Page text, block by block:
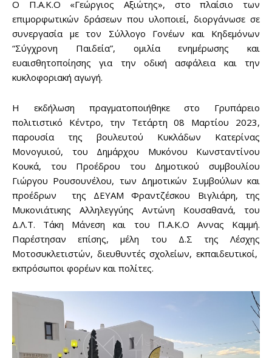
Ο Π.Α.Κ.Ο «Γεώργιος Αξιώτης», στο πλαίσιο των
επιμορφωτικών δράσεων που υλοποιεί, διοργάνωσε σε
συνεργασία με τον Σύλλογο Γονέων και Κηδεμόνων
“Σύγχρονη Παιδεία”, ομιλία ενημέρωσης και
ευαισθητοποίησης για την οδική ασφάλεια και την
κυκλοφοριακή αγωγή.
Η εκδήλωση πραγματοποιήθηκε στο Γρυπάρειο
πολιτιστικό Κέντρο, την Τετάρτη 08 Μαρτίου 2023,
παρουσία της βουλευτού Κυκλάδων Κατερίνας
Μονογυιού, του Δημάρχου Μυκόνου Κωνσταντίνου
Κουκά, του Προέδρου του Δημοτικού συμβουλίου
Γιώργου Ρουσουνέλου, των Δημοτικών Συμβούλων και
προέδρων της ΔΕΥΑΜ Φραντζέσκου Βιγλιάρη, της
Μυκονιάτικης Αλληλεγγύης Αντώνη Κουσαθανά, του
Δ.Λ.Τ. Τάκη Μάνεση και του Π.Α.Κ.Ο Αννας Καμμή.
Παρέστησαν επίσης, μέλη του Δ.Σ της Λέσχης
Μοτοσυκλετιστών, διευθυντές σχολείων, εκπαιδευτικοί,
εκπρόσωποι φορέων και πολίτες.